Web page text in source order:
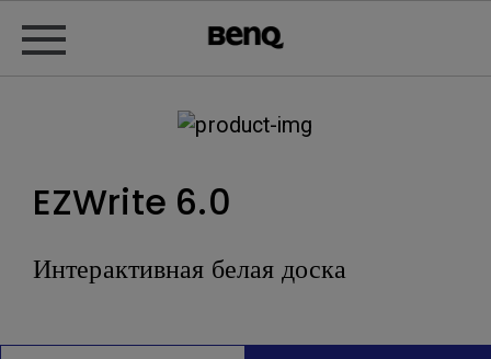
EZWrite 6.0
Интерактивная белая доска